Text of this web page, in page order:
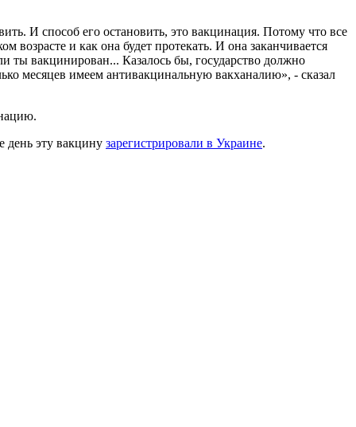
И способ его остановить, это вакцинация. Потому что все
возрасте и как она будет протекать. И она заканчивается
ты вакцинирован... Казалось бы, государство должно
месяцев имеем антивакцинальную вакханалию», - сказал
день эту вакцину зарегистрировали в Украине.